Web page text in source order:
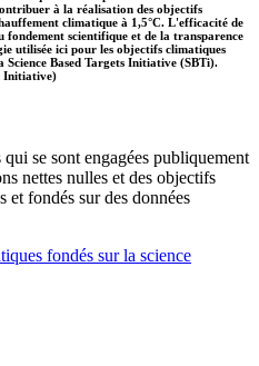
à la réalisation des objectifs
climatique à 1,5°C. L'efficacité de
fondement scientifique et de la transparence
utilisée ici pour les objectifs climatiques
Science Based Targets Initiative (SBTi).
Initiative)
se sont engagées publiquement
nettes nulles et des objectifs
fondés sur des données
fondés sur la science